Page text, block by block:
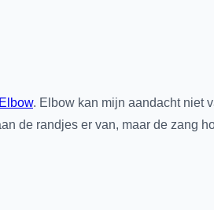
Elbow. Elbow kan mijn aandacht niet
de randjes er van, maar de zang